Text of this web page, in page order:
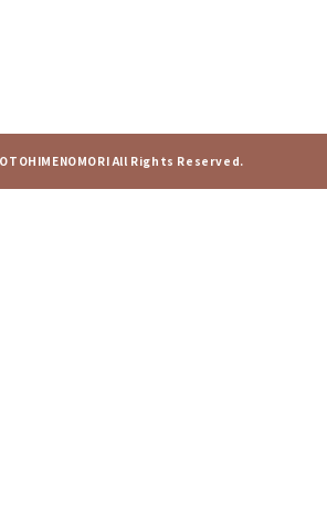
All Rights Reserved.